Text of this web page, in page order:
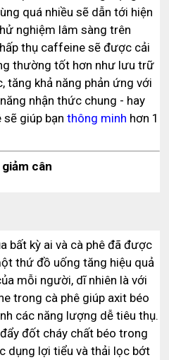
quá nhiều sẽ dẫn tới hiện
nghiệm lâm sàng trên
thụ caffeine sẽ được cải
thường tốt hơn như lưu trữ
tăng khả năng phản ứng với
nhận thức chung - hay
sẽ giúp bạnthông minh hơn 1
cân
bất kỳ ai và cà phê đã được
thứ đồ uống tăng hiệu quả
mỗi người, dĩ nhiên là với
trong cà phê giúp axit béo
các năng lượng dễ tiêu thụ.
đốt cháy chất béo trong
dụng lợi tiểu và thải lọc bớt